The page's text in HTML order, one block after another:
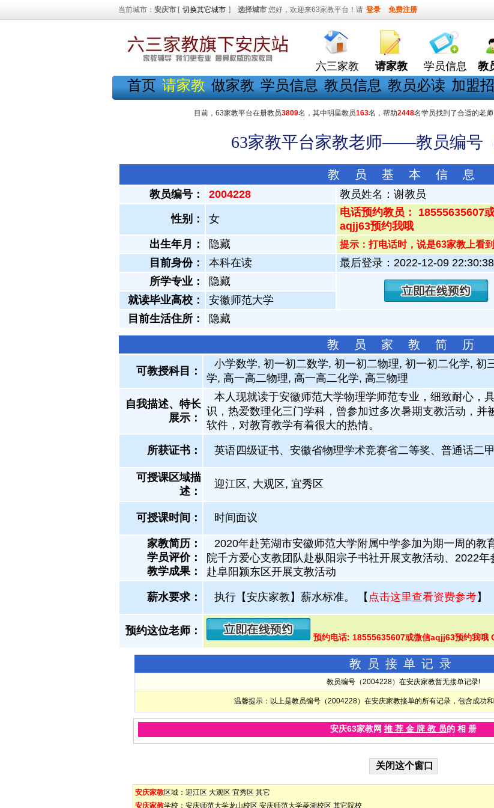
当前城市： 安庆市 [ 切换其它城市 ] 选择城市 您好，欢迎来63家教平台！请 登录 免费注册
六三家教 请家教 学员信息 教
首页 请家教 做家教 学员信息 教员信息 教员必读 加盟
目前，63家教平台在册教员3809名，其中明星教员163名，帮助2448名学员找到了合适的老
63家教平台家教老师——教员编号（
教 员 基 本 信 息
教员编号： 2004228 教员姓名： 谢教员
性别： 女
电话预约教员： 18555635607
aqjj63预约我哦
出生年月：
隐藏 提示：打电话时，说是63家教上看到
目前身份： 本科在读
最后登录：2022-12-09 22:30:38
所学专业：
隐藏
就读毕业高校：
安徽师范大学
目前生活住所：
隐藏
教 员 家 教 简 历
可教授科目：
小学数学, 初一初二数学, 初一初二物理, 初一初二化学, 初
学, 高一高二物理, 高一高二化学, 高三物理
自我描述、特长
展示 ：
本人现就读于安徽师范大学物理学师范专业，细致耐心，
识，热爱数理化三门学科，曾参加过多次暑期支教活动，并
软件，对教育教学有着很大的热情。
所获证书 ： 英语四级证书、安徽省物理学术竞赛省二等奖、普通话二
可授课区域描
述：
迎江区, 大观区, 宜秀区
可授课时间： 时间面议
家教简历：
学员评价：
教学成果：
2020年赴芜湖市安徽师范大学附属中学参加为期一周的教
院千方爱心支教团队赴枞阳宗子书社开展支教活动、2022
赴阜阳颍东区开展支教活动
薪水要求： 执行【安庆家教】薪水标准。 【 点击这里查看资费参考】
预约这位老师：
预约电话: 18555635607或微信aqjj63预约我哦
教员接单记录
教员编号（2004228）在安庆家教暂无接单记录!
温馨提示：以上是教员编号（2004228）在安庆家教接单的所有记录，包含成功和
安庆63家教网 推 荐 金 牌 教 员的 相 册
安庆家教区域： 迎江区 大观区 宜秀区 其它
安庆家教学校： 安庆师范大学龙山校区 安庆师范大学菱湖校区 其它院校